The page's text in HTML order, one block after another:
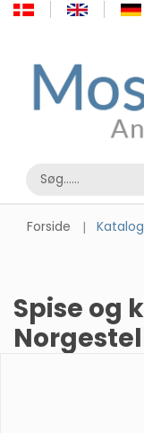
Forside Katalog
Spise og